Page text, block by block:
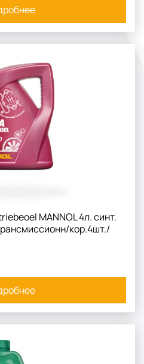
MANNOL 4л. синт.
кор.4шт./